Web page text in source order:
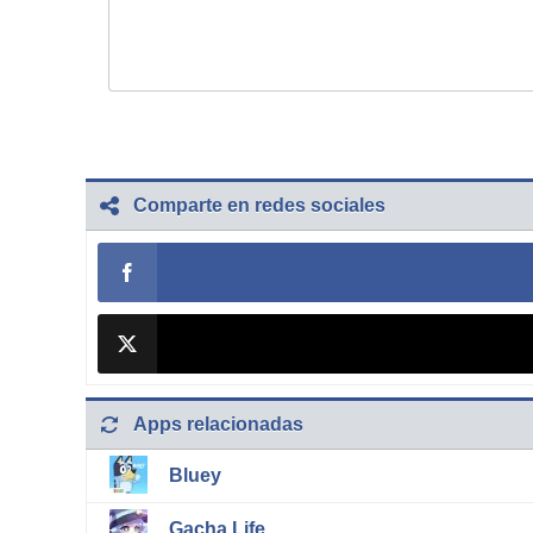
Comparte en redes sociales
Apps relacionadas
Bluey
Gacha Life